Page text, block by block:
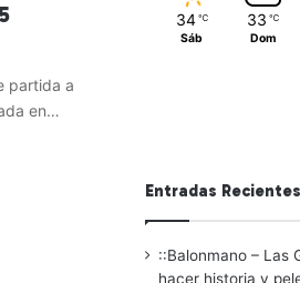
partida a
en…
34 ℃
Sáb
33 ℃
Dom
Entradas Recientes
::Balonmano – Las
hacer historia y